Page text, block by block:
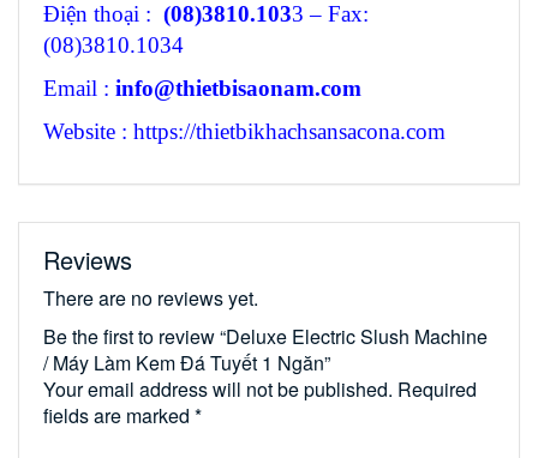
Điện thoại : (08)3810.1033 – Fax:
(08)3810.1034
Email : info@thietbisaonam.com
Website : https://thietbikhachsansacona.com
Reviews
There are no reviews yet.
Be the first to review “Deluxe Electric Slush Machine
/ Máy Làm Kem Đá Tuyết 1 Ngăn”
Your email address will not be published. Required
fields are marked *